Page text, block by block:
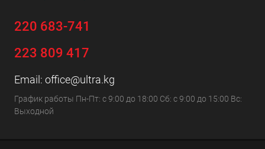
220 683-741
223 809 417
Email: office@ultra.kg
График работы Пн-Пт: с 9:00 до 18:00 Сб: с 9:00 до 15:00 Вс:
Выходной